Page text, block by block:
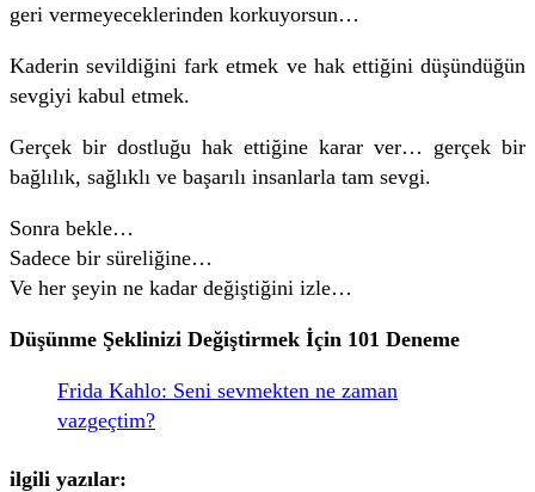
geri vermeyeceklerinden korkuyorsun…
Kaderin sevildiğini fark etmek ve hak ettiğini düşündüğün
sevgiyi kabul etmek.
Gerçek bir dostluğu hak ettiğine karar ver… gerçek bir
bağlılık, sağlıklı ve başarılı insanlarla tam sevgi.
Sonra bekle…
Sadece bir süreliğine…
Ve her şeyin ne kadar değiştiğini izle…
Düşünme Şeklinizi Değiştirmek İçin 101 Deneme
Frida Kahlo: Seni sevmekten ne zaman
vazgeçtim?
ilgili yazılar: